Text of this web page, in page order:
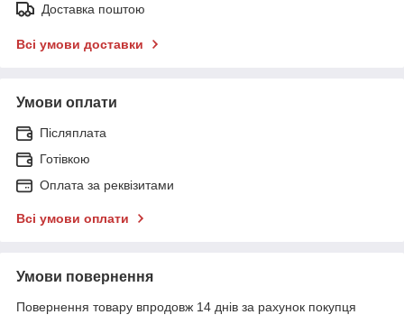
Доставка поштою
Всі умови доставки
Умови оплати
Післяплата
Готівкою
Оплата за реквізитами
Всі умови оплати
Умови повернення
Повернення товару впродовж 14 днів за рахунок покупця